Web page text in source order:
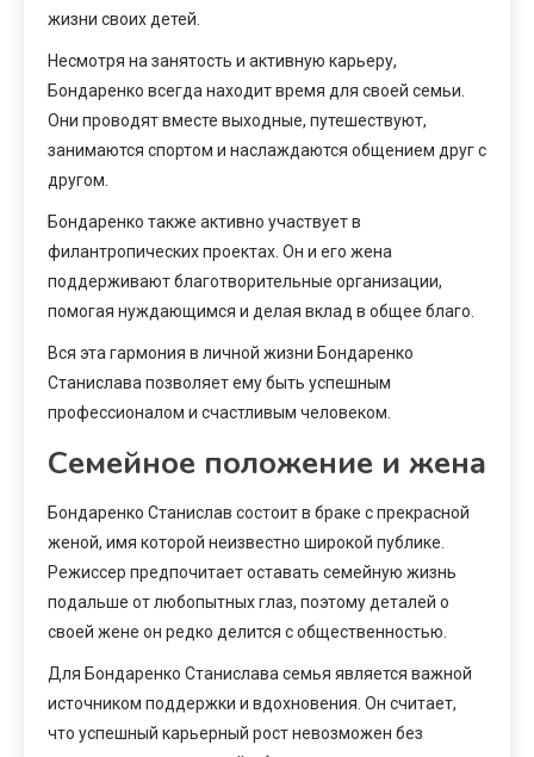
жизни своих детей.
Несмотря на занятость и активную карьеру,
Бондаренко всегда находит время для своей семьи.
Они проводят вместе выходные, путешествуют,
занимаются спортом и наслаждаются общением друг с
другом.
Бондаренко также активно участвует в
филантропических проектах. Он и его жена
поддерживают благотворительные организации,
помогая нуждающимся и делая вклад в общее благо.
Вся эта гармония в личной жизни Бондаренко
Станислава позволяет ему быть успешным
профессионалом и счастливым человеком.
Семейное положение и жена
Бондаренко Станислав состоит в браке с прекрасной
женой, имя которой неизвестно широкой публике.
Режиссер предпочитает оставать семейную жизнь
подальше от любопытных глаз, поэтому деталей о
своей жене он редко делится с общественностью.
Для Бондаренко Станислава семья является важной
источником поддержки и вдохновения. Он считает,
что успешный карьерный рост невозможен без